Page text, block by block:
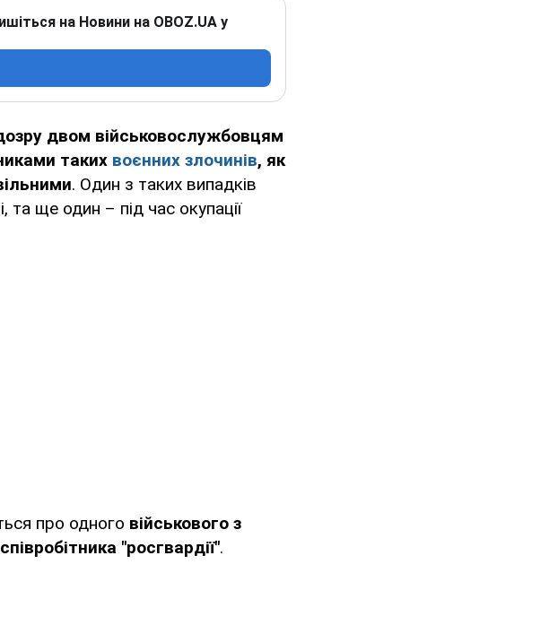
на Новини на OBOZ.UA у
двом військовослужбовцям
таких воєнних злочинів, як
. Один з таких випадків
та ще один – під час окупації
про одного військового з
співробітника "росгвардії".